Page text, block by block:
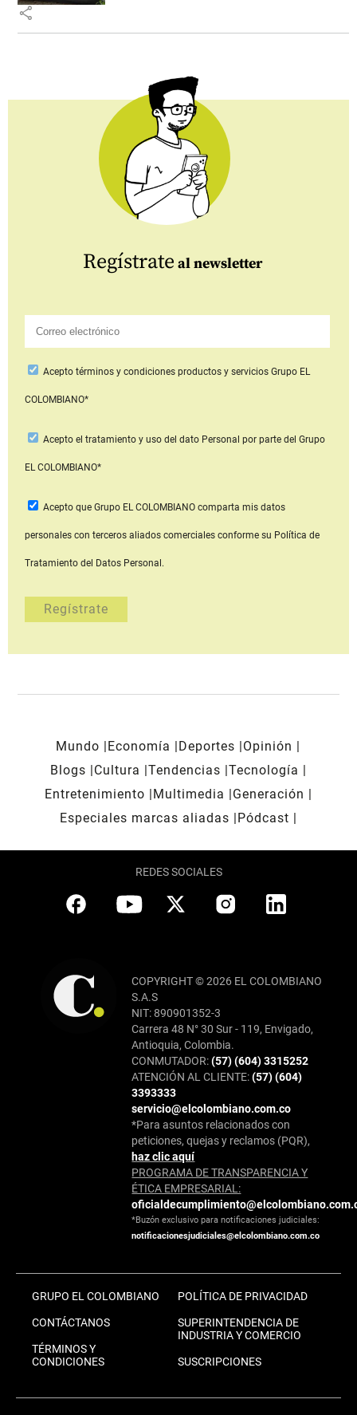
share
Regístrate al newsletter
Aceptotérminos y condiciones productos y serviciosGrupo EL
COLOMBIANO*
Acepto el tratamiento y uso del dato Personal por parte del Grupo
EL COLOMBIANO*
Acepto que Grupo EL COLOMBIANOcomparta mis datos
personales con terceros aliados comerciales conforme su Política de
Tratamiento del Datos Personal.
Mundo Economía Deportes
Opinión
Blogs
Cultura Tendencias Tecnología
Entretenimiento
Multimedia
Generación
Especiales marcas aliadas
Pódcast
REDES SOCIALES
COPYRIGHT © 2026 EL COLOMBIANO
S.A.S
NIT: 890901352-3
Carrera 48 N° 30 Sur - 119, Envigado,
Antioquia, Colombia.
CONMUTADOR:(57) (604) 3315252
ATENCIÓN AL CLIENTE:(57) (604)
3393333
servicio@elcolombiano.com.co
*Para asuntos relacionados con
peticiones, quejas y reclamos (PQR),
haz clic aquí
PROGRAMA DE TRANSPARENCIA Y
ÉTICA EMPRESARIAL:
*Buzón exclusivo para notificaciones judiciales:
notificacionesjudiciales@elcolombiano.com.co
GRUPO EL COLOMBIANO
CONTÁCTANOS
TÉRMINOS Y
CONDICIONES
POLÍTICA DE PRIVACIDAD
SUPERINTENDENCIA DE
INDUSTRIA Y COMERCIO
SUSCRIPCIONES